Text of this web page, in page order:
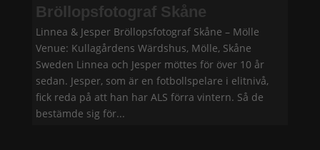
Bröllopsfotograf Skåne
Linnea & Jesper Bröllopsfotograf Skåne – Mölle
Venue: Kullagårdens Wärdshus, Mölle, Skåne
Sweden Linnea och Jesper möttes för över 10 år
sedan. Jesper, som är en fotbollspelare i elitnivå,
fick reda på att han har ALS förra vintern. Så de
bestämde sig för...